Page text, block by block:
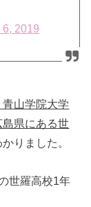
6, 2019
山学院大学
県にある世
りました。
世羅高校1年